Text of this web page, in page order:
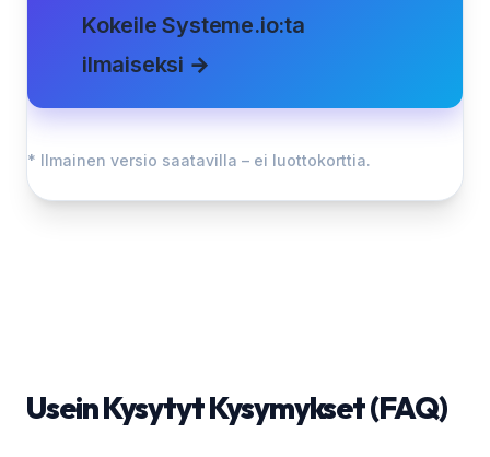
Kokeile Systeme.io:ta
ilmaiseksi →
* Ilmainen versio saatavilla – ei luottokorttia.
Usein Kysytyt Kysymykset (FAQ)